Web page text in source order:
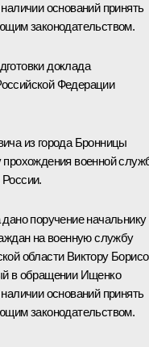
оснований принять
законодательством.
доклада
Федерации
из города Бронницы
прохождения военной
поручение начальнику
на военную службу
области Виктору
в обращении Ищенко
оснований принять
законодательством.